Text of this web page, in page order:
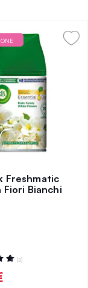
Freshmatic
Fiori Bianchi
(3)